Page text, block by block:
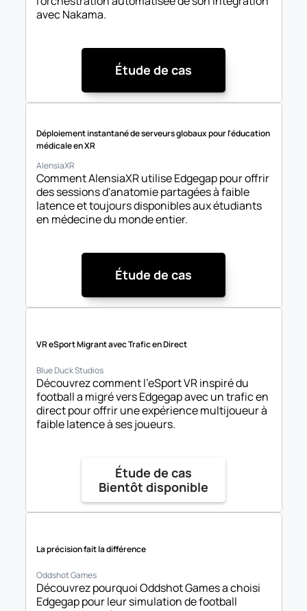
avec Nakama.
Étude de cas
Déploiement instantané de serveurs globaux pour l'éducation
médicale en XR
AlensiaXR
Comment AlensiaXR utilise Edgegap pour offrir
des sessions d'anatomie partagées à faible
latence et toujours disponibles aux étudiants
en médecine du monde entier.
Étude de cas
VR eSport Migrant avec Trafic en Direct
Blue Duck Studios
Découvrez comment l'eSport VR inspiré du
football a migré vers Edgegap avec un trafic en
direct pour offrir une expérience multijoueur à
faible latence à ses joueurs.
Étude de cas
Bientôt disponible
La précision fait la différence
Oddshot Games
Découvrez pourquoi Oddshot Games a choisi
Edgegap pour leur simulation de football